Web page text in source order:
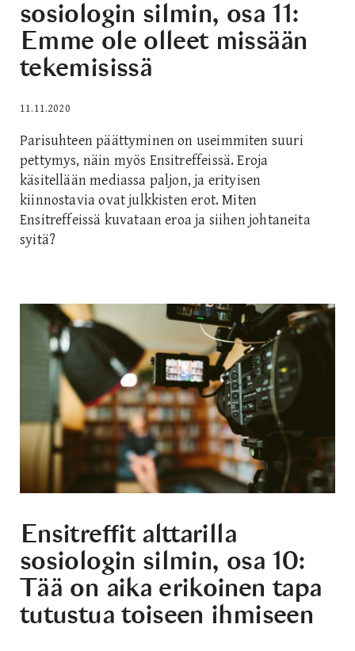
sosiologin silmin, osa 11:
Emme ole olleet missään
tekemisissä
11.11.2020
Parisuhteen päättyminen on useimmiten suuri
pettymys, näin myös Ensitreffeissä. Eroja
käsitellään mediassa paljon, ja erityisen
kiinnostavia ovat julkkisten erot. Miten
Ensitreffeissä kuvataan eroa ja siihen johtaneita
syitä?
Ensitreffit alttarilla
sosiologin silmin, osa 10:
Tää on aika erikoinen tapa
tutustua toiseen ihmiseen